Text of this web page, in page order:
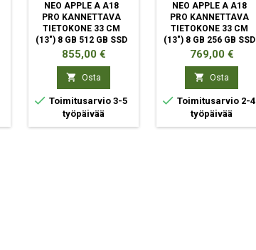
NEO APPLE A A18
PRO KANNETTAVA
TIETOKONE 33 CM
(13") 8 GB 512 GB SSD
WI-FI 6E (802.11AX)
MACOS TAHOE
HOPEA
Hinta
855,00 €
 Osta
 Toimitusarvio 3-5
työpäivää
NEO APPLE A A18
PRO KANNETTAVA
TIETOKONE 33 CM
(13") 8 GB 256 GB SSD
WI-FI 6E (802.11AX)
MACOS TAHOE LIME
Hinta
769,00 €
 Osta
 Toimitusarvio 2-4
työpäivää